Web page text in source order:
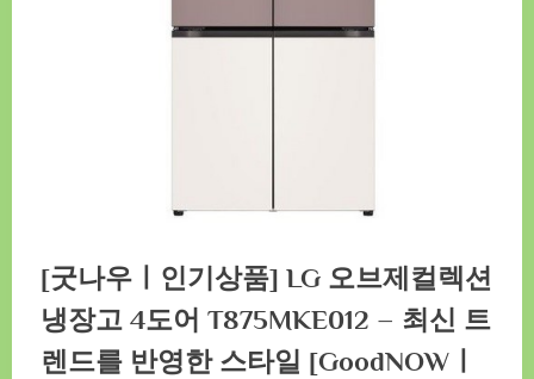
[굿나우ㅣ인기상품] LG 오브제컬렉션
냉장고 4도어 T875MKE012 – 최신 트
렌드를 반영한 스타일 [GoodNOWㅣ